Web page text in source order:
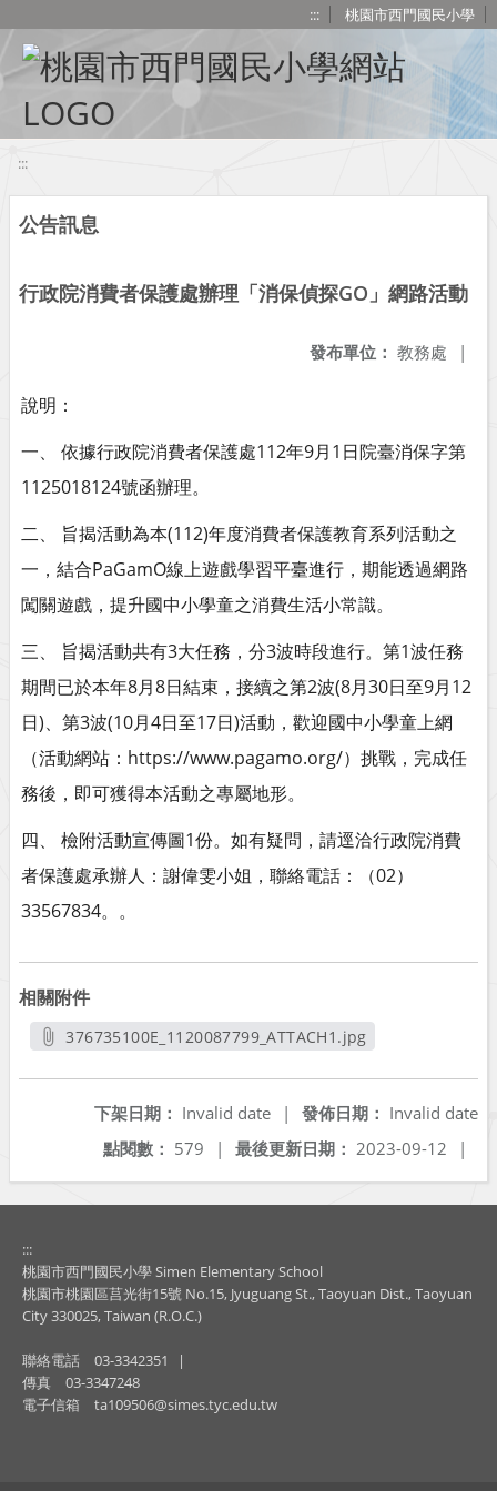
::: 桃園市西門國民小學
:::
公告訊息
行政院消費者保護處辦理「消保偵探GO」網路活動
發布單位： 教務處 |
說明：
一、 依據行政院消費者保護處112年9月1日院臺消保字第
1125018124號函辦理。
二、 旨揭活動為本(112)年度消費者保護教育系列活動之
一，結合PaGamO線上遊戲學習平臺進行，期能透過網路
闖關遊戲，提升國中小學童之消費生活小常識。
三、 旨揭活動共有3大任務，分3波時段進行。第1波任務
期間已於本年8月8日結束，接續之第2波(8月30日至9月12
日)、第3波(10月4日至17日)活動，歡迎國中小學童上網
（活動網站：https://www.pagamo.org/）挑戰，完成任
務後，即可獲得本活動之專屬地形。
四、 檢附活動宣傳圖1份。如有疑問，請逕洽行政院消費
者保護處承辦人：謝偉雯小姐，聯絡電話：（02）
33567834。。
相關附件
376735100E_1120087799_ATTACH1.jpg
發佈日期： Invalid date
下架日期： Invalid date
|
最後更新日期： 2023-09-12 |
點閱數： 579 |
:::
桃園市西門國民小學 Simen Elementary School
桃園市桃園區莒光街15號 No.15, Jyuguang St., Taoyuan Dist., Taoyuan
City 330025, Taiwan (R.O.C.)
聯絡電話 03-3342351
|
傳真
03-3347248
電子信箱
ta109506@simes.tyc.edu.tw